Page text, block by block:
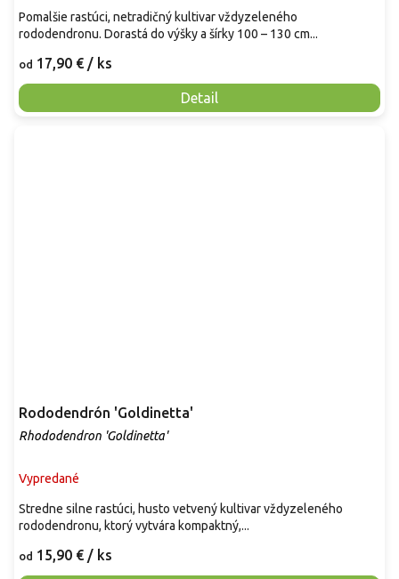
od 17,90 € / ks
Detail
Pomalšie rastúci, netradičný kultivar vždyzeleného
rododendronu. Dorastá do výšky a šírky 100 – 130 cm...
Rododendrón 'Goldinetta'
Rhododendron 'Goldinetta'
Vypredané
od 15,90 € / ks
Stredne silne rastúci, husto vetvený kultivar vždyzeleného
rododendronu, ktorý vytvára kompaktný,...